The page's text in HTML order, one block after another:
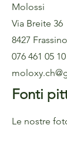
Molossi
Via Breite 36
8427
076 461 05 10
Fonti
Le nostre